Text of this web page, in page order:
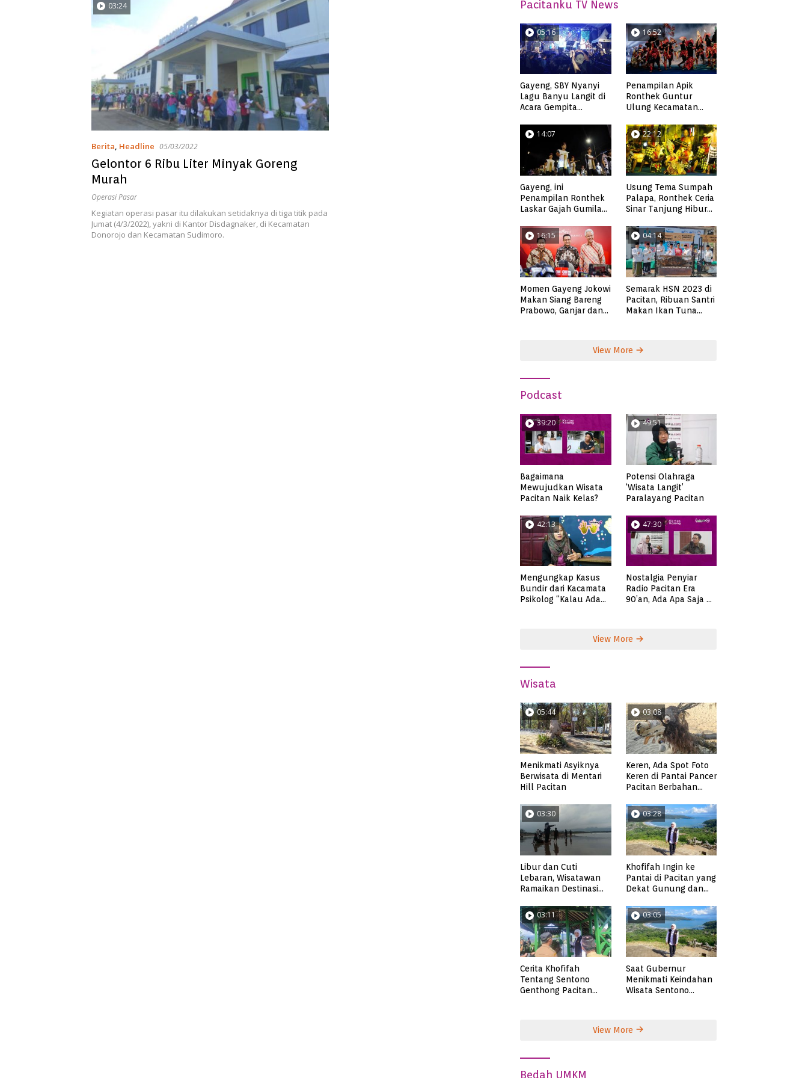
03:24
Berita, Headline 05/03/2022
Gelontor 6 Ribu Liter Minyak Goreng
Murah
Operasi Pasar
Kegiatan operasi pasar itu dilakukan setidaknya di tiga titik pada
Jumat (4/3/2022), yakni di Kantor Disdagnaker, di Kecamatan
Donorojo dan Kecamatan Sudimoro.
Pacitanku TV News
05:16
Gayeng, SBY Nyanyi
Lagu Banyu Langit di
Acara Gempita
16:52
Penampilan Apik
Ronthek Guntur
Ulung Kecamatan
14:07
Gayeng, ini
Penampilan Ronthek
Laskar Gajah Gumilap
22:12
Usung Tema Sumpah
Palapa, Ronthek Ceria
Sinar Tanjung Hibur
FRP 2023
16:15
Momen Gayeng Jokowi
Makan Siang Bareng
Prabowo, Ganjar dan
04:14
Semarak HSN 2023 di
Pacitan, Ribuan Santri
Makan Ikan Tuna
View More
Podcast
39:20
Bagaimana
Mewujudkan Wisata
Pacitan Naik Kelas?
49:51
Potensi Olahraga
‘Wisata Langit’
Paralayang Pacitan
42:13
Mengungkap Kasus
Bundir dari Kacamata
Psikolog “Kalau Ada
47:30
Nostalgia Penyiar
Radio Pacitan Era
90’an, Ada Apa Saja di
View More
Wisata
05:44
Menikmati Asyiknya
Berwisata di Mentari
Hill Pacitan
03:08
Keren, Ada Spot Foto
Keren di Pantai Pancer
Pacitan Berbahan
03:30
Libur dan Cuti
Lebaran, Wisatawan
Ramaikan Destinasi
03:28
Khofifah Ingin ke
Pantai di Pacitan yang
Dekat Gunung dan
Pangasan?
03:11
Cerita Khofifah
Tentang Sentono
Genthong Pacitan
03:05
Saat Gubernur
Menikmati Keindahan
Wisata Sentono
View More
Bedah UMKM